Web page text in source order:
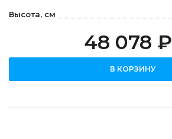
Высота, см
48 078 ₽
В КОРЗИНУ